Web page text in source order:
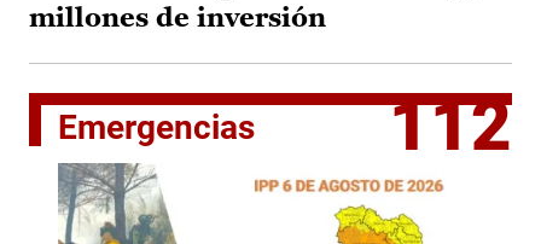
millones de inversión
Emergencias 112